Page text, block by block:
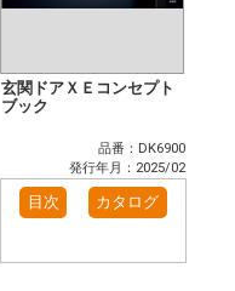
玄関ドアＸＥコンセプト
ブック
品番：DK6900
発行年月：2025/02
目次 カタログ